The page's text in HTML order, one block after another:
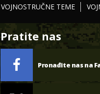
VOJNOSTRUČNE TEME
Pratite nas
Pronađite nas na